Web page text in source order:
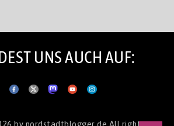
UNS AUCH AUF:
by nordstadtblogger.de All rights